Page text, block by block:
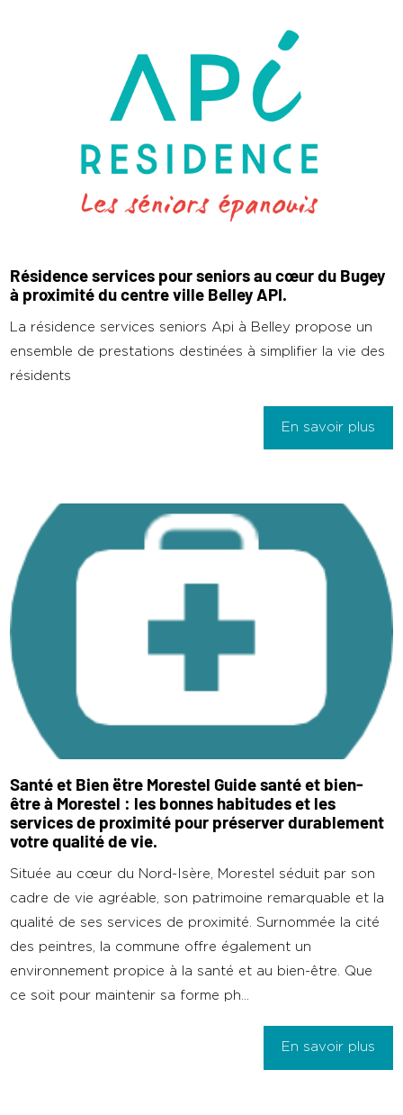
Résidence services pour seniors au cœur du Bugey
à proximité du centre ville Belley API.
La résidence services seniors Api à Belley propose un
ensemble de prestations destinées à simplifier la vie des
résidents
En savoir plus
Santé et Bien ëtre Morestel Guide santé et bien-
être à Morestel : les bonnes habitudes et les
services de proximité pour préserver durablement
votre qualité de vie.
Située au cœur du Nord-Isère, Morestel séduit par son
cadre de vie agréable, son patrimoine remarquable et la
qualité de ses services de proximité. Surnommée la cité
des peintres, la commune offre également un
environnement propice à la santé et au bien-être. Que
ce soit pour maintenir sa forme ph...
En savoir plus